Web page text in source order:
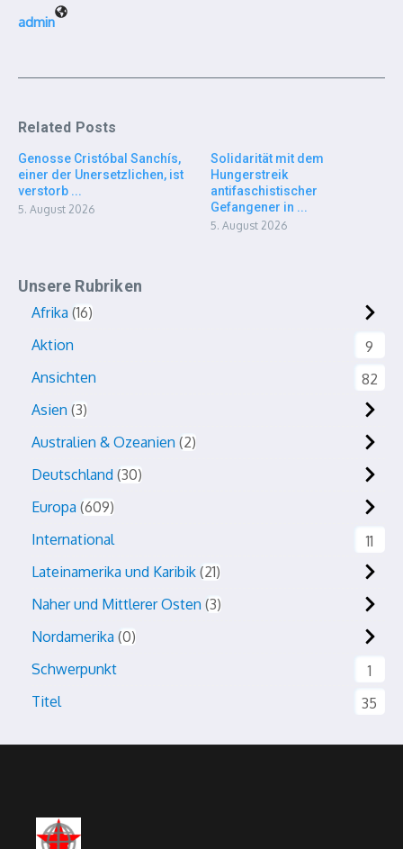
admin
Related Posts
Genosse Cristóbal Sanchís,
einer der Unersetzlichen, ist
verstorb ...
5. August 2026
Solidarität mit dem
Hungerstreik
antifaschistischer
Gefangener in ...
5. August 2026
Unsere Rubriken
Afrika 16
Aktion
9
Ansichten
82
Asien 3
Australien & Ozeanien 2
Deutschland 30
Europa 609
International
11
Lateinamerika und Karibik 21
Naher und Mittlerer Osten 3
Nordamerika 0
Schwerpunkt
1
Titel
35